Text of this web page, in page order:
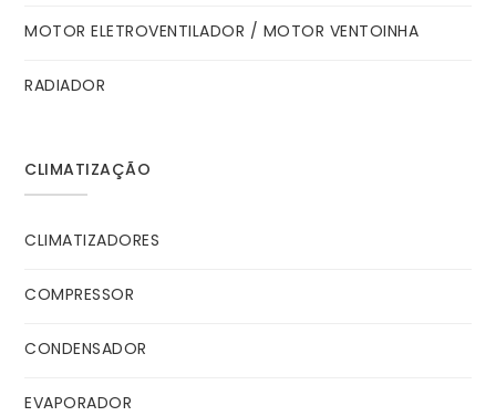
MOTOR ELETROVENTILADOR / MOTOR VENTOINHA
RADIADOR
CLIMATIZAÇÃO
CLIMATIZADORES
COMPRESSOR
CONDENSADOR
EVAPORADOR